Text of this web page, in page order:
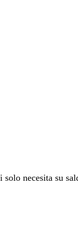
solo necesita su